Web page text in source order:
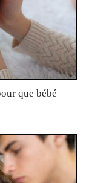
que bébé